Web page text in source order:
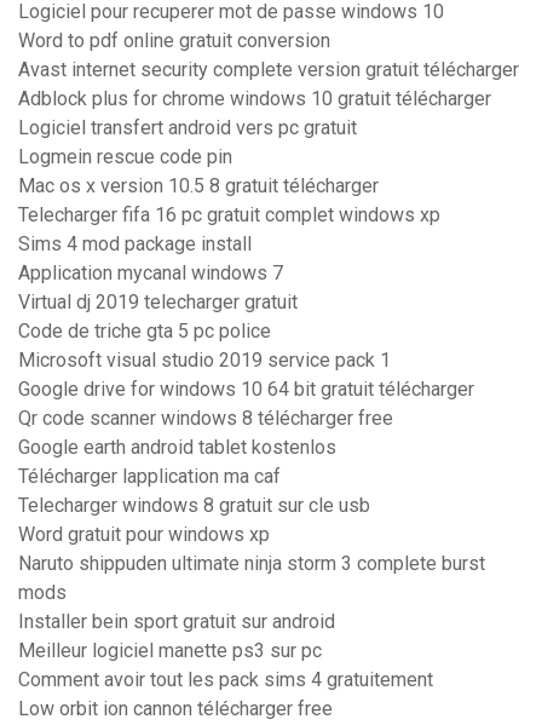
Logiciel pour recuperer mot de passe windows 10
Word to pdf online gratuit conversion
Avast internet security complete version gratuit télécharger
Adblock plus for chrome windows 10 gratuit télécharger
Logiciel transfert android vers pc gratuit
Logmein rescue code pin
Mac os x version 10.5 8 gratuit télécharger
Telecharger fifa 16 pc gratuit complet windows xp
Sims 4 mod package install
Application mycanal windows 7
Virtual dj 2019 telecharger gratuit
Code de triche gta 5 pc police
Microsoft visual studio 2019 service pack 1
Google drive for windows 10 64 bit gratuit télécharger
Qr code scanner windows 8 télécharger free
Google earth android tablet kostenlos
Télécharger lapplication ma caf
Telecharger windows 8 gratuit sur cle usb
Word gratuit pour windows xp
Naruto shippuden ultimate ninja storm 3 complete burst
mods
Installer bein sport gratuit sur android
Meilleur logiciel manette ps3 sur pc
Comment avoir tout les pack sims 4 gratuitement
Low orbit ion cannon télécharger free